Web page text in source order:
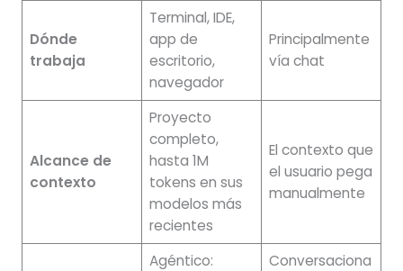
Dónde
trabaja
Terminal, IDE,
app de
escritorio,
navegador
Principalmente
vía chat
Alcance de
contexto
Proyecto
completo,
hasta 1M
tokens en sus
modelos más
recientes
El contexto que
el usuario pega
manualmente
Agéntico:
Conversaciona